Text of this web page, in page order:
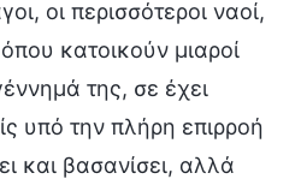
οι περισσότεροι ναοί,
κατοικούν μιαροί
της, σε έχει
υπό την πλήρη επιρροή
και βασανίσει, αλλά